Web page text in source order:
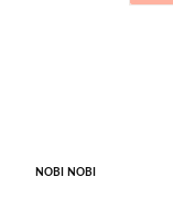
NOBI NOBI